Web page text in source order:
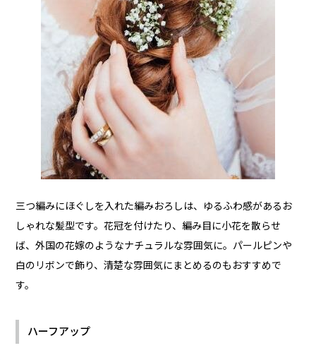
三つ編みにほぐしを入れた編みおろしは、ゆるふわ感があるお
しゃれな髪型です。花冠を付けたり、編み目に小花を散らせ
ば、外国の花嫁のようなナチュラルな雰囲気に。パールピンや
白のリボンで飾り、清楚な雰囲気にまとめるのもおすすめで
す。
ハーフアップ